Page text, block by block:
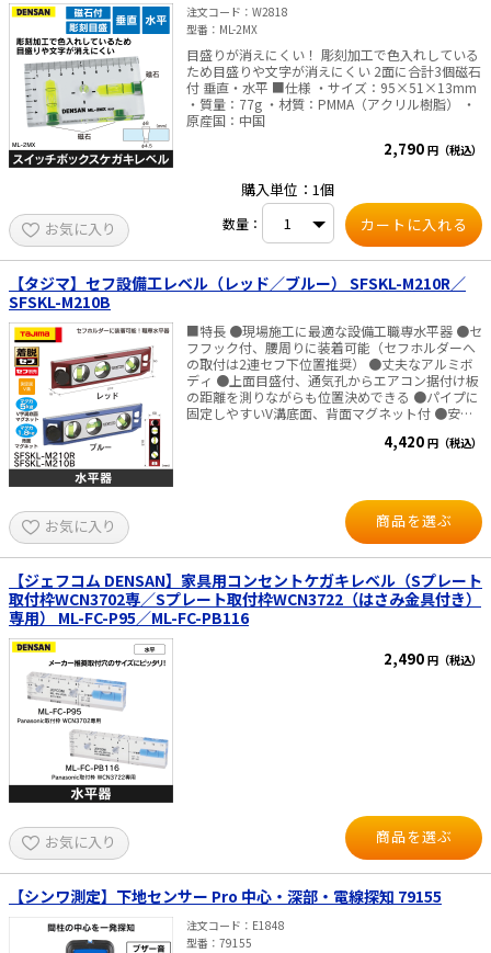
ネットワーク機器
エアコン・換気扇・空調資材
太陽光発電ケーブル・コネクタ・関連資
材/機器
電源ケーブル／コネクタ／分電盤／ブレ
ーカ
照明・照明器具
電源タップ・延長コード
スイッチ・コンセント（配線器具）
PF管/FEP管/CD管/情報線保護管
ボックス・ビニル電線管付属品・引き込
みカバー
工具関連
EV充電設備工事関連
感染症関連
e431オリジナル
暑さ対策
販売終了品
太陽光発電工事
ホテル・病院向け
注文コード
W2818
型番
ML-2MX
目盛りが消えにくい！ 彫刻加工で色入れしている
ため目盛りや文字が消えにくい 2面に合計3個磁石
付 垂直・水平 ■仕様 ・サイズ：95×51×13mm
・質量：77g ・材質：PMMA（アクリル樹脂） ・
原産国：中国
2,790 円（税込）
お気に入り
購入単位：1個
数量：
【タジマ】セフ設備工レベル（レッド／ブルー） SFSKL-M210R／
SFSKL-M210B
■特長 ●現場施工に最適な設備工職専水平器 ●セ
フフック付、腰周りに装着可能（セフホルダーへ
の取付は2連セフ下位置推奨） ●丈夫なアルミボ
ディ ●上面目盛付、通気孔からエアコン据付け板
の距離を測りながらも位置決めできる ●パイプに
固定しやすいV溝底面、背面マグネット付 ●安全
様 ・サイズ：210×50mm ・気泡管：水平、垂
SFC-MSHLD、SF-MHLD、SF-CHLDS2M、SF-
MHLDS2M、SF-BHLD、SF-HLD-R、SFC-CHLD、
SFC-MHLD、SF-LHLD、SF-MLHLD等 ※セフホルダ
ーは別売となります。ご利用にはセフホルダーが
必要になります。
4,420 円（税込）
お気に入り 商品を選ぶ
【ジェフコム DENSAN】家具用コンセントケガキレベル（Sプレート
取付枠WCN3702専／Sプレート取付枠WCN3722（はさみ金具付き）
専用） ML-FC-P95／ML-FC-PB116
2,490 円（税込）
お気に入り 商品を選ぶ
【シンワ測定】下地センサー Pro 中心・深部・電線探知 79155
注文コード
E1848
型番
79155